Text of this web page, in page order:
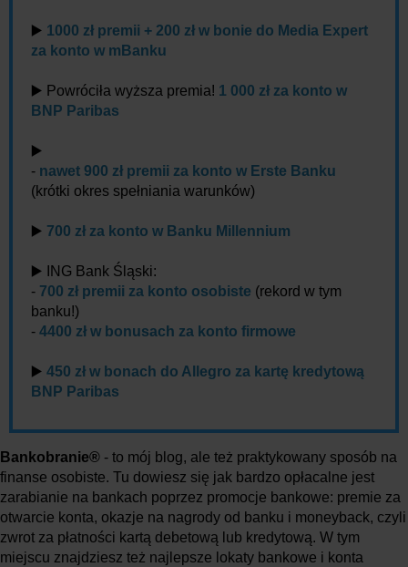
▶️ 1000 zł premii + 200 zł w bonie do Media Expert
za konto w mBanku
▶️ Powróciła wyższa premia! 1 000 zł za konto w
BNP Paribas
▶️
- nawet 900 zł premii za konto w Erste Banku
(krótki okres spełniania warunków)
▶️ 700 zł za konto w Banku Millennium
▶️ ING Bank Śląski:
- 700 zł premii za konto osobiste (rekord w tym
banku!)
- 4400 zł w bonusach za konto firmowe
▶️ 450 zł w bonach do Allegro za kartę kredytową
BNP Paribas
Bankobranie® - to mój blog, ale też praktykowany sposób na
finanse osobiste. Tu dowiesz się jak bardzo opłacalne jest
zarabianie na bankach poprzez promocje bankowe: premie za
otwarcie konta, okazje na nagrody od banku i moneyback, czyli
zwrot za płatności kartą debetową lub kredytową. W tym
miejscu znajdziesz też najlepsze lokaty bankowe i konta